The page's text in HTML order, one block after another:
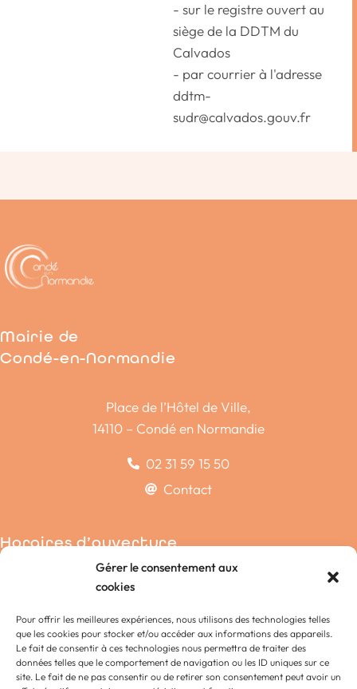
Gérer le consentement aux
cookies
Pour offrir les meilleures expériences, nous utilisons des technologies telles
que les cookies pour stocker et/ou accéder aux informations des appareils.
Le fait de consentir à ces technologies nous permettra de traiter des
données telles que le comportement de navigation ou les ID uniques sur ce
site. Le fait de ne pas consentir ou de retirer son consentement peut avoir un
- sur le registre ouvert au
siège de la DDTM du
Calvados
- par courrier à l'adresse
ddtm-
sudr@calvados.gouv.fr
Mairie de
Condé-en-Normandie
Place de l’Hôtel de Ville,
14110 – Condé en Normandie
02 31 59 15 50
Contact
Horaires d’ouverture
Condé-sur-Noireau
Lénault
Proussy
Saint-Germain-du-Crioult